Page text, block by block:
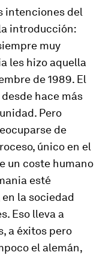
intenciones del
introducción:
muy
les hizo aquella
de 1989. El
hace más
Pero
de
único en el
un coste humano
esté
la sociedad
Eso lleva a
a éxitos pero
el alemán,